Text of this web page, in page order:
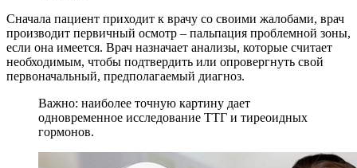
Сначала пациент приходит к врачу со своими жалобами, врач
производит первичный осмотр – пальпация проблемной зоны,
если она имеется. Врач назначает анализы, которые считает
необходимым, чтобы подтвердить или опровергнуть свой
первоначальный, предполагаемый диагноз.
Важно: наиболее точную картину дает
одновременное исследование ТТГ и тиреоидных
гормонов.